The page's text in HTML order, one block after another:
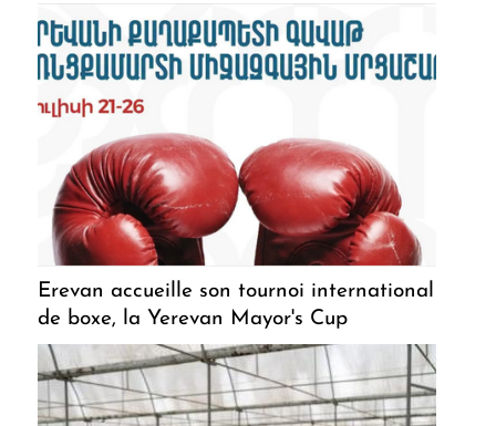
Erevan accueille son tournoi international
de boxe, la Yerevan Mayor's Cup